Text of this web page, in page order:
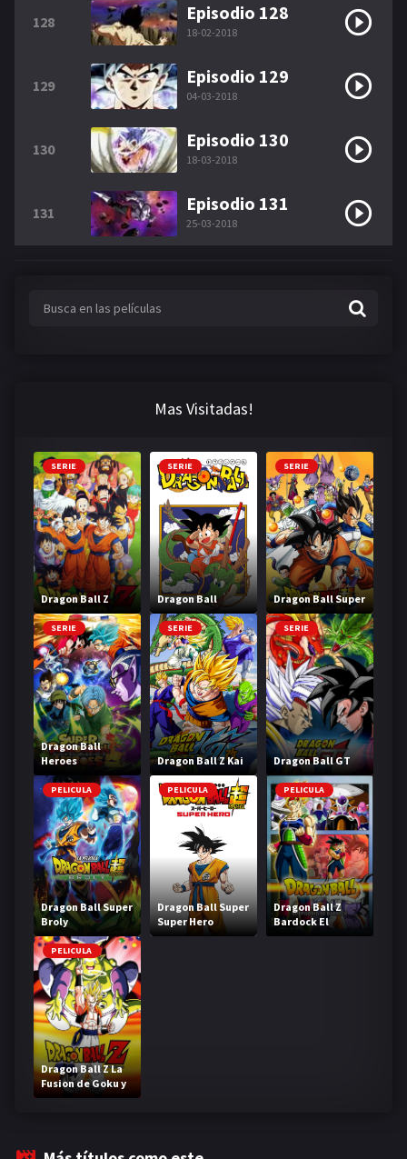
128 Episodio 128
18-02-2018
129 Episodio 129
04-03-2018
130 Episodio 130
18-03-2018
131 Episodio 131
25-03-2018
Mas Visitadas!
SERIE
Dragon Ball Z
SERIE
Dragon Ball
SERIE
Dragon Ball Super
SERIE
Dragon Ball
Heroes
SERIE
Dragon Ball Z Kai
SERIE
Dragon Ball GT
PELICULA
Dragon Ball Super
Broly
PELICULA
Dragon Ball Super
Super Hero
PELICULA
Dragon Ball Z
Bardock El
legendario Super
PELICULA
Dragon Ball Z La
Fusion de Goku y
Vegeta